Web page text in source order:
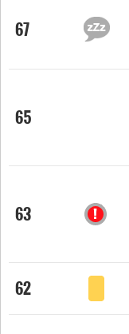
67
65
63
62